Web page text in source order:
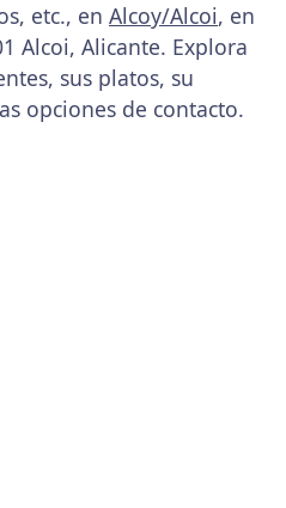
etc., en Alcoy/Alcoi, en
Alcoi, Alicante. Explora
sus platos, su
opciones de contacto.